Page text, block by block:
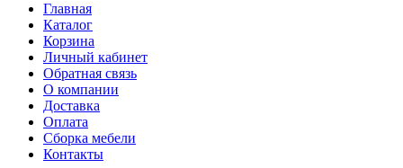
Главная
Каталог
Корзина
Личный кабинет
Обратная связь
О компании
Доставка
Оплата
Сборка мебели
Контакты